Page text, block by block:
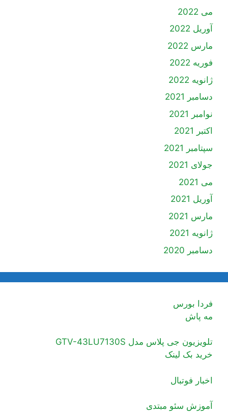
می 2022
آوریل 2022
مارس 2022
فوریه 2022
ژانویه 2022
دسامبر 2021
نوامبر 2021
اکتبر 2021
سپتامبر 2021
جولای 2021
می 2021
آوریل 2021
مارس 2021
ژانویه 2021
دسامبر 2020
فردا بورس
مه پاش
تلویزیون جی پلاس مدل GTV-43LU7130S
خرید بک لینک
اخبار فوتبال
آموزش سئو مبتدی